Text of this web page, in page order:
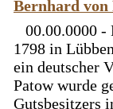
Bernhard von
00.00.0000 -
1798 in
ein deutscher
Patow wurde
Gutsbesitzers